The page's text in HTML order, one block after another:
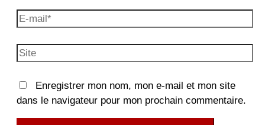
E-
mail*
Site
Enregistrer mon nom, mon e-mail et mon site
dans le navigateur pour mon prochain commentaire.